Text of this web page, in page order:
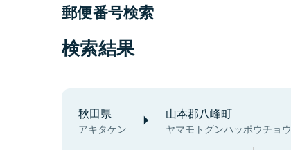
郵便番号検索
検索結果
秋田県
アキタケン
山本郡八峰町
ヤマモトグンハッポウチョウ